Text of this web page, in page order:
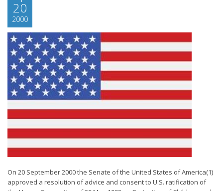
20
2000
On 20 September 2000 the Senate of the United States of America(1)
approved a resolution of advice and consent to U.S. ratification of